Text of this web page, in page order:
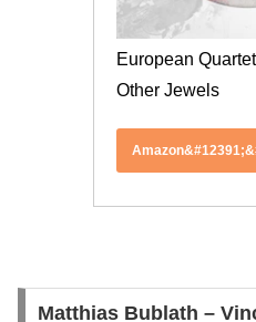
European
Other Jewels
Matthias Bublath –